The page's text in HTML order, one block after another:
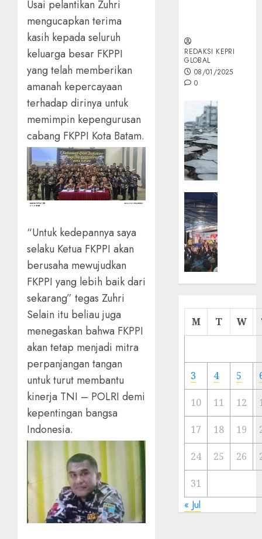
Usai pelantikan Zuhri
mengucapkan terima
kasih kepada seluruh
keluarga besar FKPPI
yang telah memberikan
amanah kepercayaan
terhadap dirinya untuk
memimpin kepengurusan
cabang FKPPI Kota Batam.
“Untuk kedepannya saya
selaku Ketua FKPPI akan
berusaha mewujudkan
FKPPI yang lebih baik dari
sekarang” tegas Zuhri
Selain itu beliau juga
menegaskan bahwa FKPPI
akan tetap menjadi mitra
perpanjangan tangan
untuk turut membantu
kinerja TNI – POLRI demi
kepentingan bangsa
Indonesia.
REDAKSI KEPRI
GLOBAL
08/01/2025
0
Cermin
Ibu
Kota
23/11/
M T W
3 4 5
10 11 12
17 18 19
24 25 26
31
« Jul